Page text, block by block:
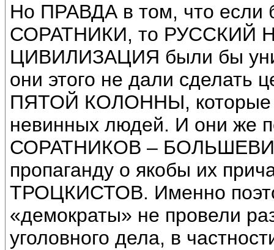
Но ПРАВДА в том, что
СОРАТНИКИ, то РУССКИЙ
ЦИВИЛИЗАЦИЯ были бы
они этого не дали
ПЯТОЙ КОЛОННЫ, которые
невинных людей. И они же
СОРАТНИКОВ –
пропаганду о якобы их
ТРОЦКИСТОВ. Именно
«демократы» не провели
уголовного дела, в